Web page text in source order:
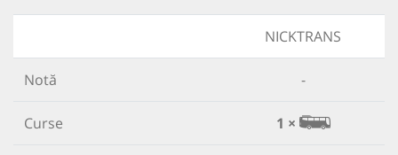
NICKTRANS
Notă -
Curse 1 ×